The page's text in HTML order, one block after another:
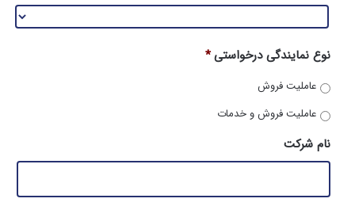
نوع نمایندگی درخواستی*
عاملیت فروش
عاملیت فروش و خدمات
نام شرکت